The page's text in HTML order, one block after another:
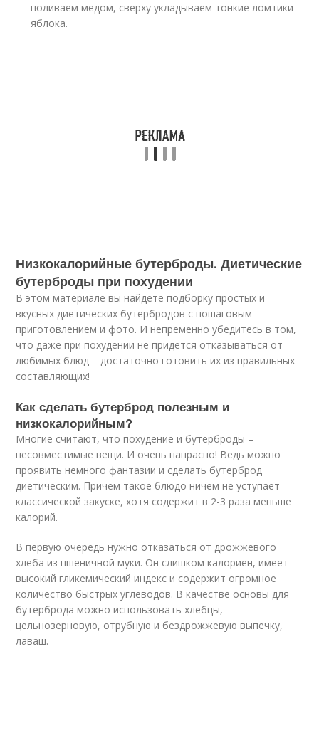
поливаем медом, сверху укладываем тонкие ломтики
яблока.
Низкокалорийные бутерброды. Диетические
бутерброды при похудении
В этом материале вы найдете подборку простых и
вкусных диетических бутербродов с пошаговым
приготовлением и фото. И непременно убедитесь в том,
что даже при похудении не придется отказываться от
любимых блюд – достаточно готовить их из правильных
составляющих!
Как сделать бутерброд полезным и
низкокалорийным?
Многие считают, что похудение и бутерброды –
несовместимые вещи. И очень напрасно! Ведь можно
проявить немного фантазии и сделать бутерброд
диетическим. Причем такое блюдо ничем не уступает
классической закуске, хотя содержит в 2-3 раза меньше
калорий.
В первую очередь нужно отказаться от дрожжевого
хлеба из пшеничной муки. Он слишком калориен, имеет
высокий гликемический индекс и содержит огромное
количество быстрых углеводов. В качестве основы для
бутерброда можно использовать хлебцы,
цельнозерновую, отрубную и бездрожжевую выпечку,
лаваш.